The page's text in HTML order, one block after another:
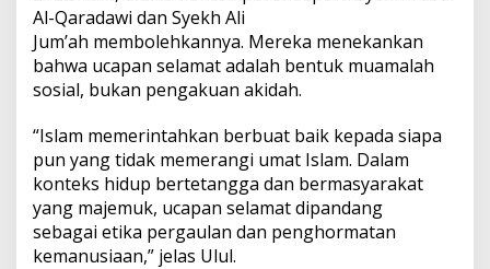
Al-Qaradawi dan Syekh Ali
Jum’ah membolehkannya. Mereka menekankan
bahwa ucapan selamat adalah bentuk muamalah
sosial, bukan pengakuan akidah.
“Islam memerintahkan berbuat baik kepada siapa
pun yang tidak memerangi umat Islam. Dalam
konteks hidup bertetangga dan bermasyarakat
yang majemuk, ucapan selamat dipandang
sebagai etika pergaulan dan penghormatan
kemanusiaan,” jelas Ulul.